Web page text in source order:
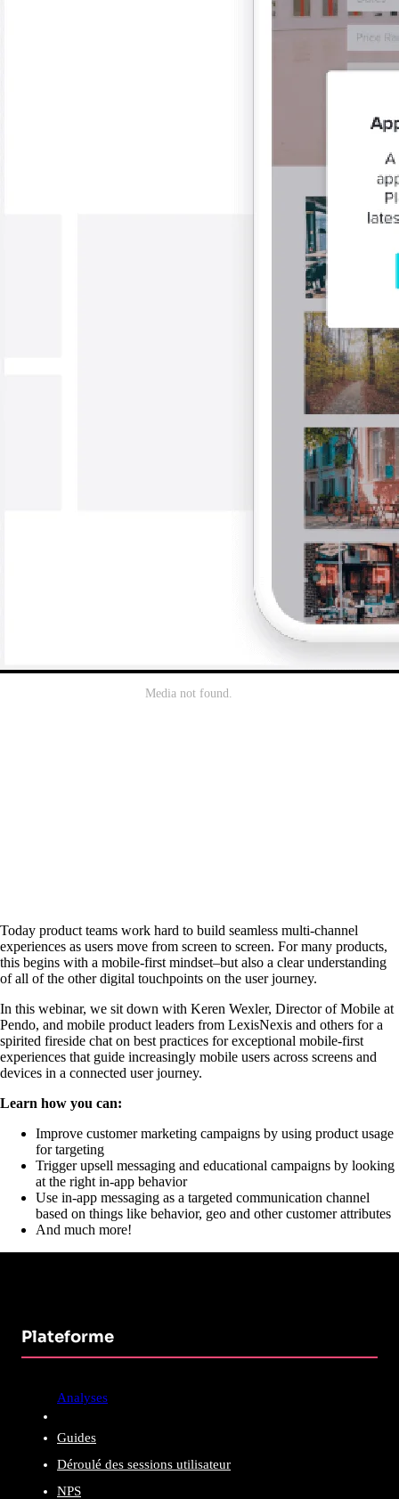
Today product teams work hard to build seamless multi-channel
experiences as users move from screen to screen. For many products,
this begins with a mobile-first mindset–but also a clear understanding
of all of the other digital touchpoints on the user journey.
In this webinar, we sit down with Keren Wexler, Director of Mobile at
Pendo, and mobile product leaders from LexisNexis and others for a
spirited fireside chat on best practices for exceptional mobile-first
experiences that guide increasingly mobile users across screens and
devices in a connected user journey.
Learn how you can:
Improve customer marketing campaigns by using product usage
for targeting
Trigger upsell messaging and educational campaigns by looking
at the right in-app behavior
Use in-app messaging as a targeted communication channel
based on things like behavior, geo and other customer attributes
And much more!
Plateforme
Analyses
Guides
Déroulé des sessions utilisateur
NPS